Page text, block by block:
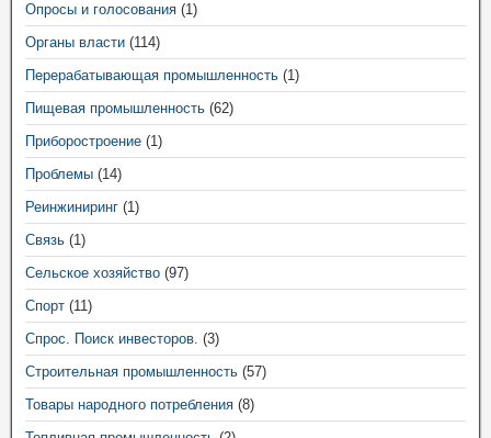
Опросы и голосования (1)
Органы власти (114)
Перерабатывающая промышленность (1)
Пищевая промышленность (62)
Приборостроение (1)
Проблемы (14)
Реинжиниринг (1)
Связь (1)
Сельское хозяйство (97)
Спорт (11)
Спрос. Поиск инвесторов. (3)
Строительная промышленность (57)
Товары народного потребления (8)